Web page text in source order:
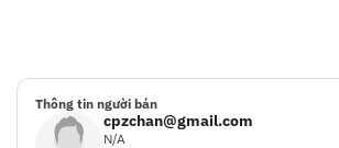
Thông tin người bán
cpzchan@gmail.com
N/A